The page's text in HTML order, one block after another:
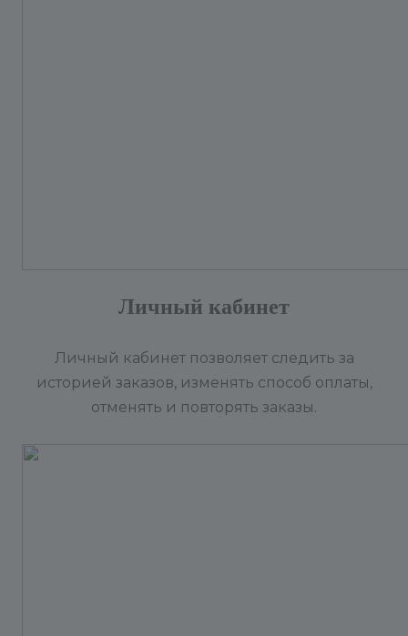
Личный кабинет
Личный кабинет позволяет следить за
историей заказов, изменять способ оплаты,
отменять и повторять заказы.